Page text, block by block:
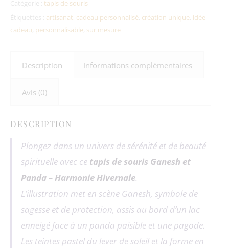
Catégorie : tapis de souris
artisanat cadeau personnalisé création unique idée
cadeau personnalisable sur mesure
Description Informations complémentaires
Avis (0)
DESCRIPTION
Plongez dans un univers de sérénité et de beauté
spirituelle avec ce tapis de souris Ganesh et
Panda – Harmonie Hivernale.
L’illustration met en scène Ganesh, symbole de
sagesse et de protection, assis au bord d’un lac
enneigé face à un panda paisible et une pagode.
Les teintes pastel du lever de soleil et la forme en